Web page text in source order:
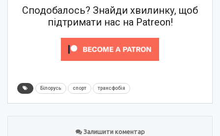
Сподобалось? Знайди хвилинку, щоб
підтримати нас на Patreon!
Білорусь спорт трансфобія
Залишити коментар